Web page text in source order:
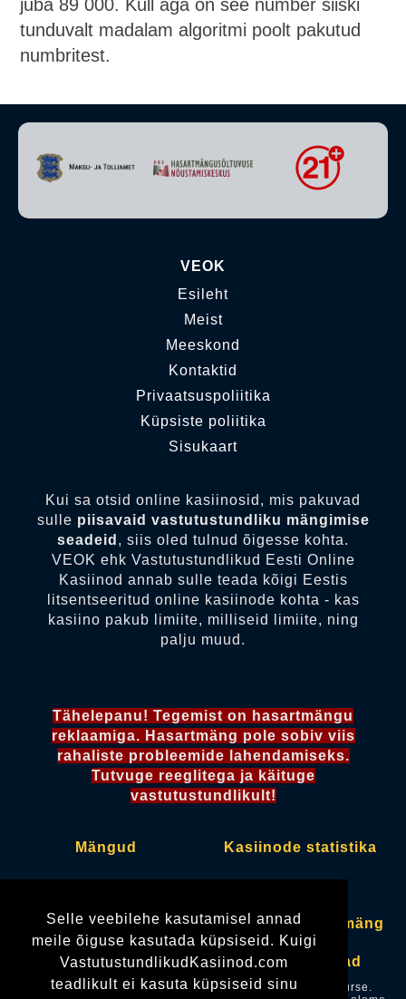
Selle veebilehe kasutamisel annad
meile õiguse kasutada küpsiseid. Kuigi
VastutustundlikudKasiinod.com
teadlikult ei kasuta küpsiseid sinu
juba 89 000. Küll aga on see number siiski
tunduvalt madalam algoritmi poolt pakutud
numbritest.
VEOK
Esileht
Meist
Meeskond
Kontaktid
Privaatsuspoliitika
Küpsiste poliitika
Sisukaart
Kui sa otsid online kasiinosid, mis pakuvad
sulle piisavaid vastutustundliku mängimise
seadeid , siis oled tulnud õigesse kohta.
VEOK ehk Vastutustundlikud Eesti Online
Kasiinod annab sulle teada kõigi Eestis
litsentseeritud online kasiinode kohta - kas
kasiino pakub limiite, milliseid limiite, ning
palju muud.
Tähelepanu! Tegemist on hasartmängu
reklaamiga. Hasartmäng pole sobiv viis
rahaliste probleemide lahendamiseks.
Tutvuge reeglitega ja käituge
vastutustundlikult!
Mängud Kasiinode statistika
Boonused Vastutustundlik mäng
Makseviisid Mängude loojad
Vastutustundlikudkasiinod.com omanik on OÜ Mediacurse.